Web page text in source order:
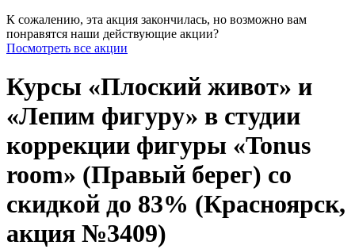
К сожалению, эта акция закончилась, но возможно вам
понравятся наши действующие акции?
Посмотреть все акции
Курсы «Плоский живот» и
«Лепим фигуру» в студии
коррекции фигуры «Tonus
room» (Правый берег) со
скидкой до 83% (Красноярск,
акция №3409)